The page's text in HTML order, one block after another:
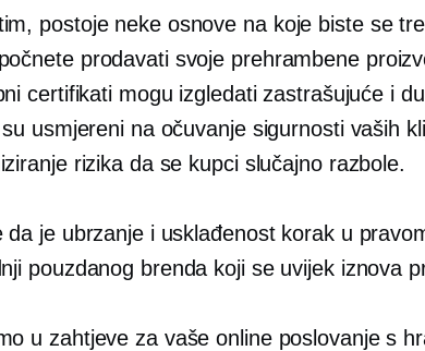
postoje neke osnove na koje biste se
prodavati svoje prehrambene
certifikati mogu izgledati zastrašujuće i
usmjereni na očuvanje sigurnosti vaših
rizika da se kupci slučajno razbole.
da je ubrzanje i usklađenost korak u
pouzdanog brenda koji se uvijek iznova
u zahtjeve za vaše online poslovanje s